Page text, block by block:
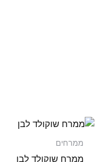
ממרחים
ממרח שוקולד לבן